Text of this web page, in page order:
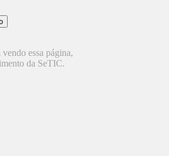
essa página,
da SeTIC.